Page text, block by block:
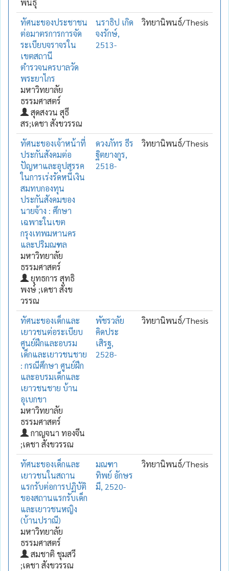
ทัศนะของประชาชน
ต่อมาตรการการจัด
ระเบียบจราจรใน
เขตสถานี
ตำรวจนครบาลวัด
พระยาไกร
มหาวิทยาลัย
ธรรมศาสตร์
สุดสงวน สุธี
สร;เดชา สังขวรรณ
นราธิป เกิด
จงรักษ์,
2513-
วิทยานิพนธ์/Thesis
ทัศนะของเจ้าหน้าที่
ประกันสังคมต่อ
ปัญหาและอุปสรรค
ในการเร่งรัดหนี้เงิน
สมทบกองทุน
ประกันสังคมของ
นายจ้าง : ศึกษา
เฉพาะในเขต
กรุงเทพมหานคร
และปริมณฑล
มหาวิทยาลัย
ธรรมศาสตร์
ยุทธการ สุทธิ
พงษ์ ;เดชา สังข
วรรณ
ดวงภัทร ธีร
ฐิตยางกูร,
2518-
วิทยานิพนธ์/Thesis
ทัศนะของเด็กและ
เยาวชนต่อระเบียบ
ศูนย์ฝึกและอบรม
เด็กและเยาวชนชาย
: กรณีศึกษา ศูนย์ฝึก
และอบรมเด็กและ
เยาวชนชาย บ้าน
อุเบกขา
มหาวิทยาลัย
ธรรมศาสตร์
กาญจนา ทองจีน
;เดชา สังขวรรณ
พัชรวลัย
คิดประ
เสิรฐ,
2528-
วิทยานิพนธ์/Thesis
ทัศนะของเด็กและ
เยาวชนในสถาน
แรกรับต่อการปฏิบัติ
ของสถานแรกรับเด็ก
และเยาวชนหญิง
(บ้านปราณี)
มหาวิทยาลัย
ธรรมศาสตร์
สมชาติ ชุมสวี
;เดชา สังขวรรณ
มณฑา
ทิพย์ อักษร
มี, 2520-
วิทยานิพนธ์/Thesis